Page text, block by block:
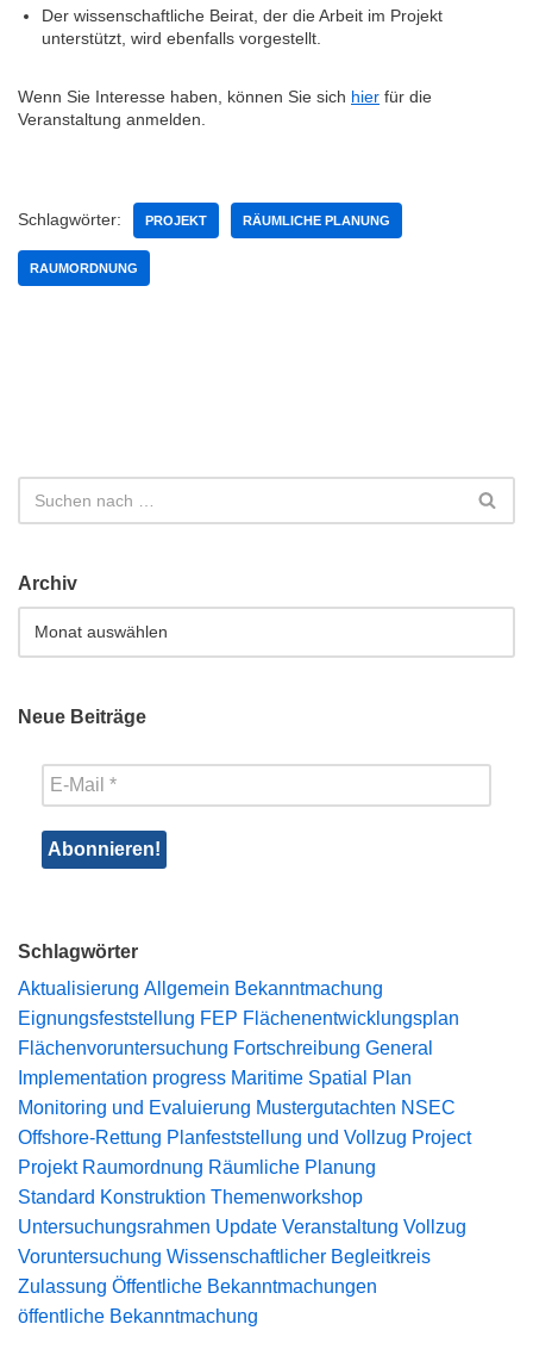
Der wissenschaftliche Beirat, der die Arbeit im Projekt
unterstützt, wird ebenfalls vorgestellt.
Wenn Sie Interesse haben, können Sie sich hier für die
Veranstaltung anmelden.
Schlagwörter: PROJEKT RÄUMLICHE PLANUNG
RAUMORDNUNG
Archiv
Neue Beiträge
Schlagwörter
Aktualisierung Allgemein Bekanntmachung
Eignungsfeststellung FEP Flächenentwicklungsplan
Flächenvoruntersuchung Fortschreibung General
Implementation progress Maritime Spatial Plan
Monitoring und Evaluierung Mustergutachten NSEC
Offshore-Rettung Planfeststellung und Vollzug Project
Projekt Raumordnung Räumliche Planung
Standard Konstruktion Themenworkshop
Untersuchungsrahmen Update Veranstaltung Vollzug
Voruntersuchung Wissenschaftlicher Begleitkreis
Zulassung Öffentliche Bekanntmachungen
öffentliche Bekanntmachung